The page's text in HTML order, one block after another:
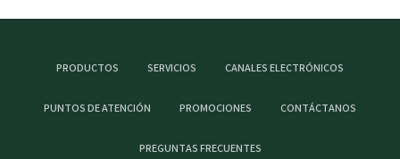
PRODUCTOS SERVICIOS CANALES ELECTRÓNICOS
PUNTOS DE ATENCIÓN PROMOCIONES CONTÁCTANOS
PREGUNTAS FRECUENTES